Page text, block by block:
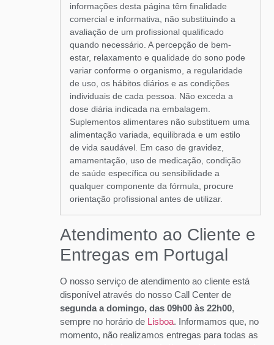
informações desta página têm finalidade
comercial e informativa, não substituindo a
avaliação de um profissional qualificado
quando necessário. A percepção de bem-
estar, relaxamento e qualidade do sono pode
variar conforme o organismo, a regularidade
de uso, os hábitos diários e as condições
individuais de cada pessoa. Não exceda a
dose diária indicada na embalagem.
Suplementos alimentares não substituem uma
alimentação variada, equilibrada e um estilo
de vida saudável. Em caso de gravidez,
amamentação, uso de medicação, condição
de saúde específica ou sensibilidade a
qualquer componente da fórmula, procure
orientação profissional antes de utilizar.
Atendimento ao Cliente e
Entregas em Portugal
O nosso serviço de atendimento ao cliente está
disponível através do nosso Call Center de
segunda a domingo, das 09h00 às 22h00,
sempre no horário de Lisboa. Informamos que, no
momento, não realizamos entregas para todas as